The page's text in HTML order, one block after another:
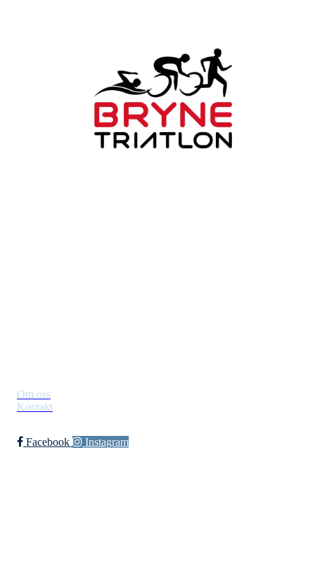
Om oss
Kontakt
Facebook Instagram